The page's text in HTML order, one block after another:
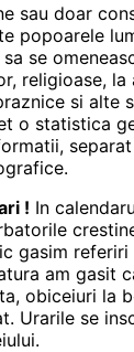
sau doar
popoarele
se
religioase, la
si alte
o statistica
! In
gasim referiri
am gasit
obiceiuri la
Urarile se